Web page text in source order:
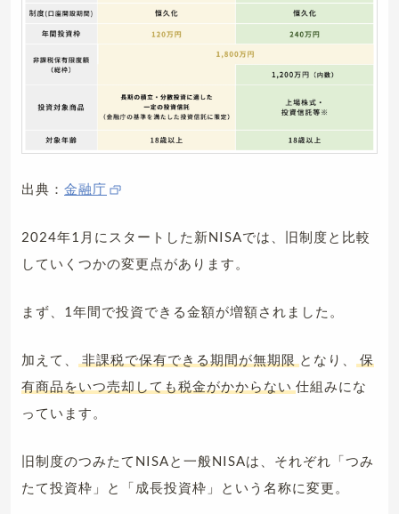
出典： 金融庁
2024年1月にスタートした新NISAでは、旧制度と比較
していくつかの変更点があります。
まず、1年間で投資できる金額が増額されました。
加えて、 非課税で保有できる期間が無期限 となり、
保
有商品をいつ売却しても税金がかからない 仕組みにな
っています。
旧制度のつみたてNISAと一般NISAは、それぞれ「つみ
たて投資枠」と「成長投資枠」という名称に変更。